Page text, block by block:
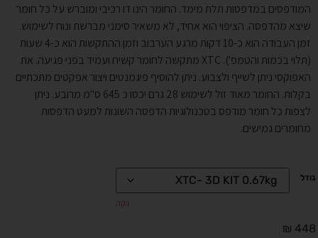
המודפסים במדפסות תלת מימד. החומר הינו דו רכיבי ומוברש על כל חומר
שיצא מהדפסה. הציפוי הוא אחיד, לא משאיר סימני מברשת ונוח לשימוש.
זמן העבודה הוא כ-10 דקות מרגע הערבוב וזמן ההתקשות הוא כ-4 שעות
(תלוי בכמות והטמפ'). XTC מתקשה לחומר קשיח ועמיד בפני פגיעה. את
האפוקסי ניתן לשייף ולצבוע. ניתן להוסיף פיגמנטים ויצור אפקטים מתכתיים
בקלות. החומר מאוד זול לשימוש 28 גרם יכסו כ 645 ס"מ מרובע. ניתן
לצפות כל חומר מודפס בטכנולוגיות הדפסה השונות למעט הדפסות
מחומרים גמישים.
גודל
נקה
₪ 448